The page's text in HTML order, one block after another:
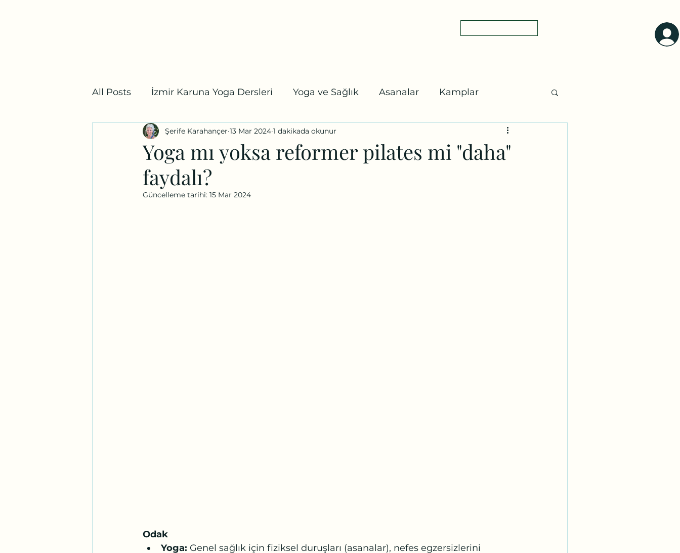
All Posts İzmir Karuna Yoga Dersleri Yoga ve Sağlık Asanalar Kamplar
Yoga Mitolojisi İzmir Karuna Yoga Koşalar Ayurveda
Yoga mı yoksa reformer pilates mi "daha"
faydalı?
Şerife Karahançer 13 Mar 2024 1 dakikada okunur
Güncelleme tarihi: 15 Mar 2024
Odak
Yoga: Genel sağlık için fiziksel duruşları (asanalar), nefes egzersizlerini